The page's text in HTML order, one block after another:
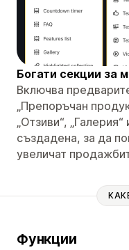
Богати секции за
Включва
„Препоръчан
„Отзиви“,
създадена, за да
увеличат
Функции